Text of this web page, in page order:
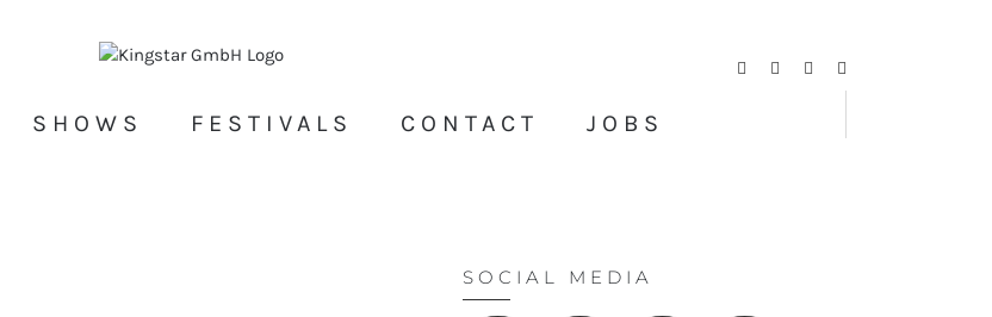
Facebook
TwitterInstagram
SHOWS FESTIVALS CONTACT JOBS
SOCIAL MEDIA